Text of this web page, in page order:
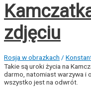
zdjęciu
Rosja w obrazkach /
Takie są uroki życia na
darmo, natomiast warzywa i
wszystko jest na odwrót.